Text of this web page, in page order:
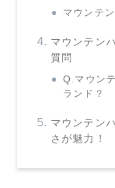
マウンテ
マウンテン
質問
Q.マウン
ランド？
マウンテン
さが魅力！